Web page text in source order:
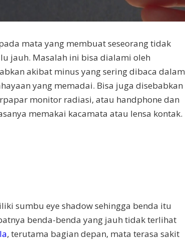
mata yang membuat seseorang tidak
jauh. Masalah ini bisa dialami oleh
akibat minus yang sering dibaca dalam
yang memadai. Bisa juga disebabkan
monitor radiasi, atau handphone dan
memakai kacamata atau lensa kontak.
sumbu eye shadow sehingga benda itu
benda-benda yang jauh tidak terlihat
, terutama bagian depan, mata terasa sakit